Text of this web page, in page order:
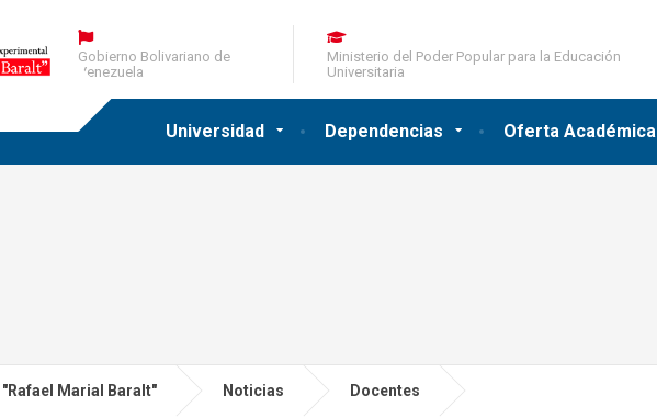
Universidad Dependencias Oferta Académica
Gobierno Bolivariano de
Venezuela
Ministerio del Poder Popular para la Educación
Universitaria
Marial Baralt" Noticias Docentes